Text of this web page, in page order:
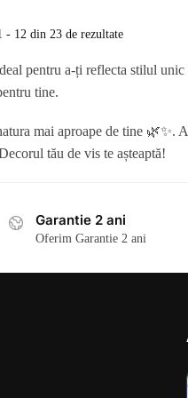
- 12 din 23 de rezultate
pentru a-ți reflecta stilul
tine.
mai aproape de tine 🌿✨.
tău de vis te așteaptă!
Garantie 2 ani
Oferim Garantie 2 ani